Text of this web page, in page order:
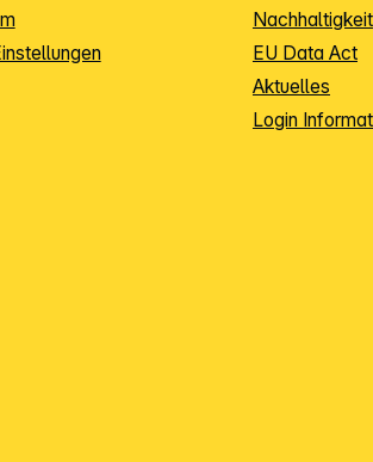
Nachhaltigkeit
EU Data Act
Aktuelles
Login